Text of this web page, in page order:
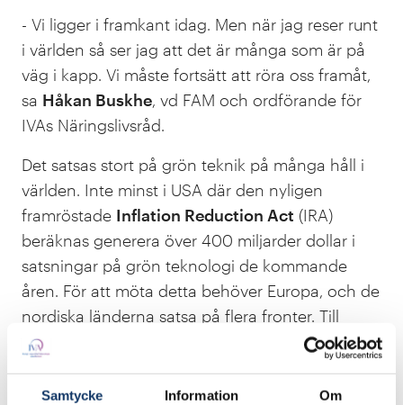
Samtycke Information Om
- Vi ligger i framkant idag. Men när jag reser runt
i världen så ser jag att det är många som är på
väg i kapp. Vi måste fortsätt att röra oss framåt,
sa Håkan Buskhe, vd FAM och ordförande för
IVAs Näringslivsråd.
Det satsas stort på grön teknik på många håll i
världen. Inte minst i USA där den nyligen
framröstade Inflation Reduction Act (IRA)
beräknas generera över 400 miljarder dollar i
satsningar på grön teknologi de kommande
åren. För att möta detta behöver Europa, och de
nordiska länderna satsa på flera fronter. Till
exempel när det gäller viljan hos politiken,
lärosätena och näringslivet att fortsätta sina
satsningar på den forskning och utbildning som